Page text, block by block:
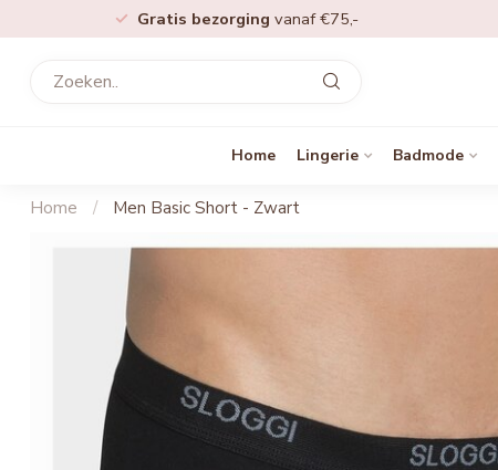
Gratis bezorging vanaf €75,-
Home Lingerie Badmode
Home / Men Basic Short - Zwart